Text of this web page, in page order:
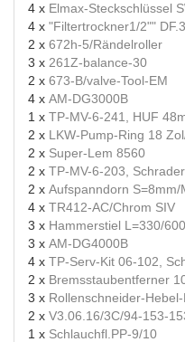
4 x Elmax-Steckschlüssel
4 x "Filtertrockner1/2""
2 x 672h-5/Rändelroller
3 x 261Z-balance-30
2 x 673-B/valve-Tool-EM
4 x AM-DG3000B
1 x TP-MV-6-241, HUF
2 x LKW-Pump-Ring 18
2 x Super-Lem 8560
2 x TP-MV-6-203,
2 x Aufspanndorn S=8mm/
4 x TR412-AC/Chrom SIV
3 x Hammerstiel L=330/
3 x AM-DG4000B
4 x TP-Serv-Kit 06-102,
2 x Bremsstaubentferner
3 x Rollenschneider-
2 x V3.06.16/3C/94-153-
1 x Schlauchfl.PP-9/10